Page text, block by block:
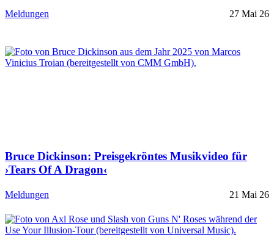
Meldungen 27 Mai 26
Bruce Dickinson: Preisgekröntes Musikvideo für
›Tears Of A Dragon‹
Meldungen 21 Mai 26